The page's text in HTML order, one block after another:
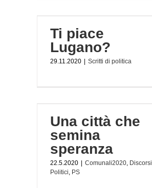
Ti piace
Lugano?
29.11.2020 | Scritti di politica
Una città che
semina
speranza
22.5.2020 | Comunali2020 Discorsi
Politici PS